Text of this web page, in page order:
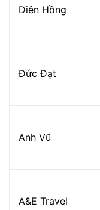
Diên Hồng
Đức Đạt
Anh Vũ
A&E Travel